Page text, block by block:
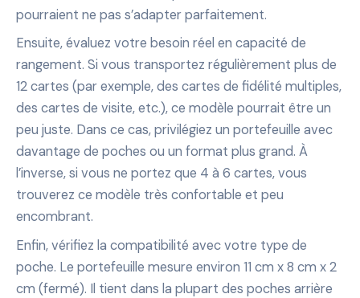
pourraient ne pas s’adapter parfaitement.
Ensuite, évaluez votre besoin réel en capacité de
rangement. Si vous transportez régulièrement plus de
12 cartes (par exemple, des cartes de fidélité multiples,
des cartes de visite, etc.), ce modèle pourrait être un
peu juste. Dans ce cas, privilégiez un portefeuille avec
davantage de poches ou un format plus grand. À
l’inverse, si vous ne portez que 4 à 6 cartes, vous
trouverez ce modèle très confortable et peu
encombrant.
Enfin, vérifiez la compatibilité avec votre type de
poche. Le portefeuille mesure environ 11 cm x 8 cm x 2
cm (fermé). Il tient dans la plupart des poches arrière